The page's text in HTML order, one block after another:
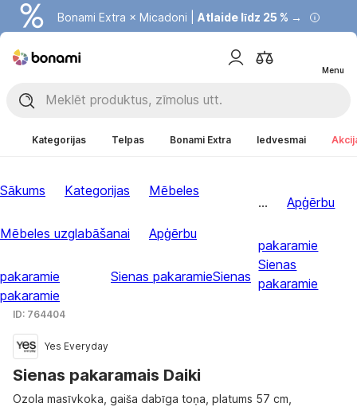
Bonami Extra × Micadoni | Atlaide līdz 25 % →
Menu
Kategorijas Telpas Bonami Extra Iedvesmai
Sākums Kategorijas Mēbeles
Mēbeles uzglabāšanai Apģērbu
pakaramie Sienas pakaramieSienas
pakaramie
... Apģērbu
pakaramie
Sienas
pakaramie
ID: 764404
Yes Everyday
Sienas pakaramais Daiki
Ozola masīvkoka, gaiša dabīga toņa, platums 57 cm,